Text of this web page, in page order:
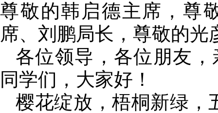
尊敬的韩启德主席，尊
席、刘鹏局长，尊敬的光
各位领导，各位朋友
同学们，大家好！
樱花绽放，梧桐新绿，